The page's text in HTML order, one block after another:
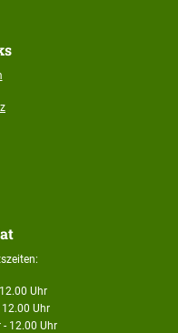
Uhr
12.00 Uhr
- 12.00 Uhr